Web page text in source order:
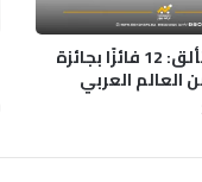
أدب الرحلة يتألق: 12 فائزًا بجائزة
العالم العربي